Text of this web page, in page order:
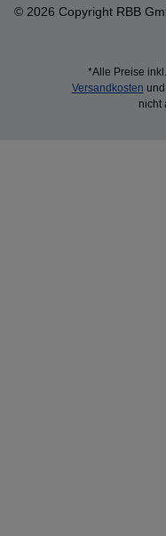
© 2026 Copyright RBB
*Alle Preise
Versandkosten
nicht